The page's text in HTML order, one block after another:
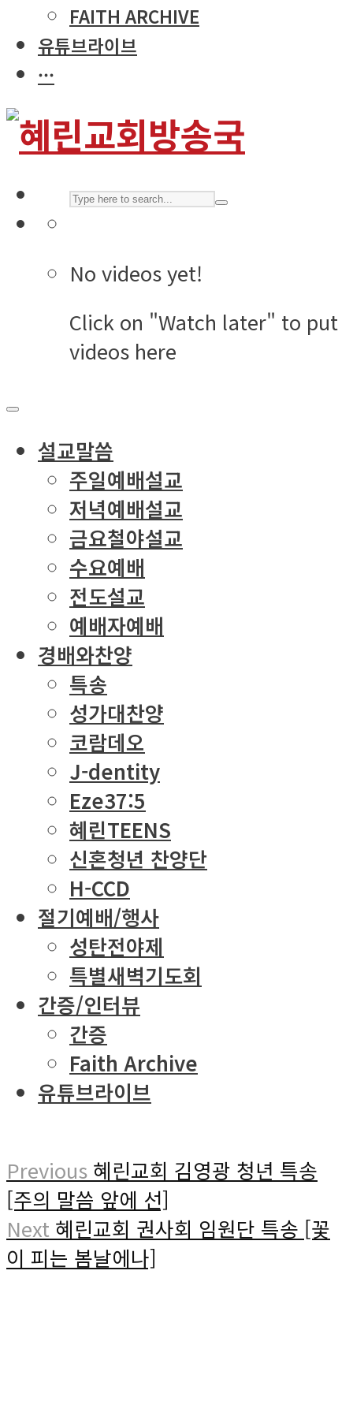
FAITH ARCHIVE
유튜브라이브
···
No videos yet!
Click on "Watch later" to put
videos here
설교말씀
주일예배설교
저녁예배설교
금요철야설교
수요예배
전도설교
예배자예배
경배와찬양
특송
성가대찬양
코람데오
J-dentity
Eze37:5
혜린TEENS
신혼청년 찬양단
H-CCD
절기예배/행사
성탄전야제
특별새벽기도회
간증/인터뷰
간증
Faith Archive
유튜브라이브
Previous 혜린교회 김영광 청년 특송
[주의 말씀 앞에 선]
Next 혜린교회 권사회 임원단 특송 [꽃
이 피는 봄날에나]